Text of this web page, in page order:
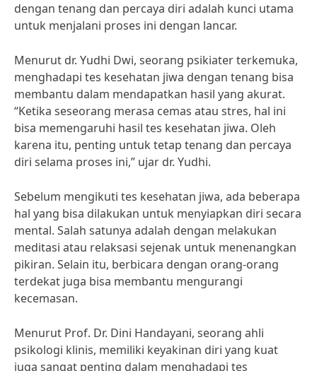
dengan tenang dan percaya diri adalah kunci utama
untuk menjalani proses ini dengan lancar.
Menurut dr. Yudhi Dwi, seorang psikiater terkemuka,
menghadapi tes kesehatan jiwa dengan tenang bisa
membantu dalam mendapatkan hasil yang akurat.
“Ketika seseorang merasa cemas atau stres, hal ini
bisa memengaruhi hasil tes kesehatan jiwa. Oleh
karena itu, penting untuk tetap tenang dan percaya
diri selama proses ini,” ujar dr. Yudhi.
Sebelum mengikuti tes kesehatan jiwa, ada beberapa
hal yang bisa dilakukan untuk menyiapkan diri secara
mental. Salah satunya adalah dengan melakukan
meditasi atau relaksasi sejenak untuk menenangkan
pikiran. Selain itu, berbicara dengan orang-orang
terdekat juga bisa membantu mengurangi
kecemasan.
Menurut Prof. Dr. Dini Handayani, seorang ahli
psikologi klinis, memiliki keyakinan diri yang kuat
juga sangat penting dalam menghadapi tes